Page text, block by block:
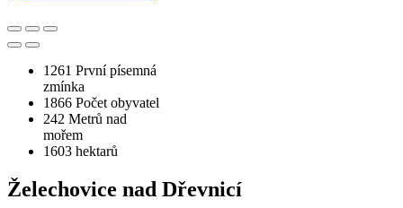
1261 První písemná
zmínka
1866 Počet obyvatel
242 Metrů nad
mořem
1603 hektarů
Želechovice nad Dřevnicí